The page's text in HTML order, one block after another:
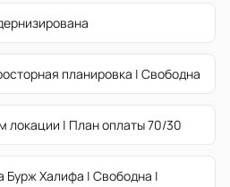
планировка | Свободна
локации | План оплаты 70/30
Бурж Халифа | Свободна |